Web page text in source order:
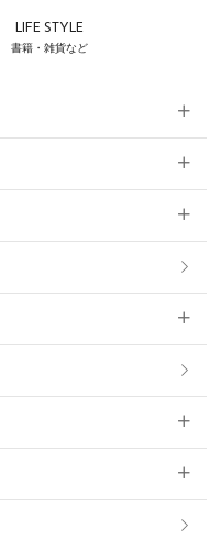
LIFE STYLE
書籍・雑貨など
プ